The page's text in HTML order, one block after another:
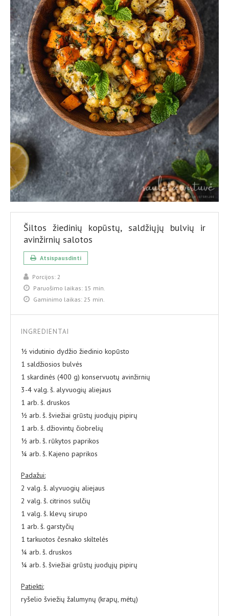
Šiltos žiedinių kopūstų, saldžiųjų bulvių ir
avinžirnių salotos
Atsispausdinti
Porcijos: 2
Paruošimo laikas: 15 min.
Gaminimo laikas: 25 min.
INGREDIENTAI
½ vidutinio dydžio žiedinio kopūsto
1 saldžiosios bulvės
1 skardinės (400 g) konservuotų avinžirnių
3-4 valg. š. alyvuogių aliejaus
1 arb. š. druskos
½ arb. š. šviežiai grūstų juodųjų pipirų
1 arb. š. džiovintų čiobrelių
½ arb. š. rūkytos paprikos
¼ arb. š. Kajeno paprikos
Padažui:
2 valg. š. alyvuogių aliejaus
2 valg. š. citrinos sulčių
1 valg. š. klevų sirupo
1 arb. š. garstyčių
1 tarkuotos česnako skiltelės
¼ arb. š. druskos
¼ arb. š. šviežiai grūstų juodųjų pipirų
Patiekti:
ryšelio šviežių žalumynų (krapų, mėtų)